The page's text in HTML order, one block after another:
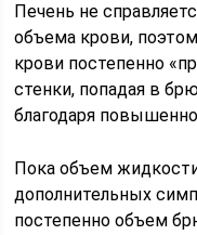
Печень не
объема крови,
крови постепенно
стенки, попадая в
благодаря
Пока объем
дополнительных
постепенно объем